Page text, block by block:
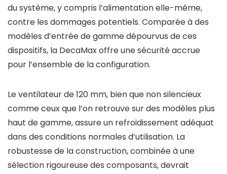
du système, y compris l’alimentation elle-même,
contre les dommages potentiels. Comparée à des
modèles d’entrée de gamme dépourvus de ces
dispositifs, la DecaMax offre une sécurité accrue
pour l’ensemble de la configuration.
Le ventilateur de 120 mm, bien que non silencieux
comme ceux que l’on retrouve sur des modèles plus
haut de gamme, assure un refroidissement adéquat
dans des conditions normales d’utilisation. La
robustesse de la construction, combinée à une
sélection rigoureuse des composants, devrait